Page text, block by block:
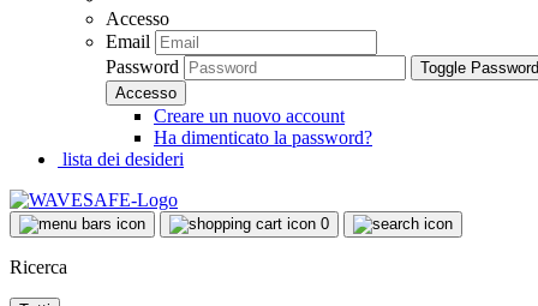
Accesso
Email
Password
Toggle
Creare un nuovo account
Ha dimenticato la password?
lista dei desideri
0
Ricerca